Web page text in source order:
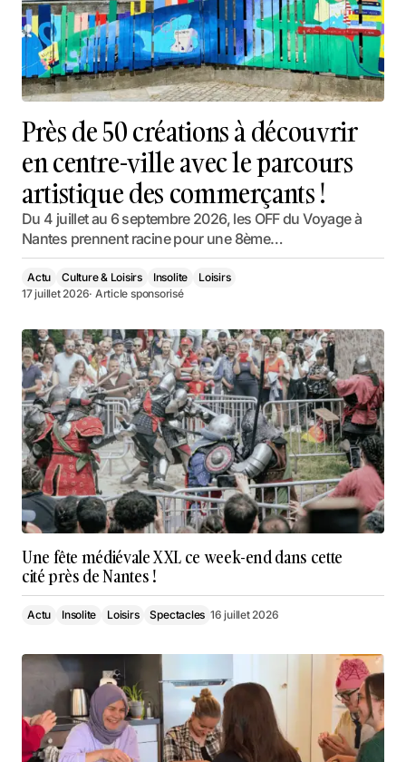
Près de 50 créations à découvrir
en centre-ville avec le parcours
artistique des commerçants !
Du 4 juillet au 6 septembre 2026, les OFF du Voyage à
Nantes prennent racine pour une 8ème…
Actu Culture & Loisirs Insolite
Loisirs
17 juillet 2026· Article sponsorisé
Une fête médiévale XXL ce week-end dans cette
cité près de Nantes !
Actu Insolite Loisirs Spectacles 16 juillet 2026